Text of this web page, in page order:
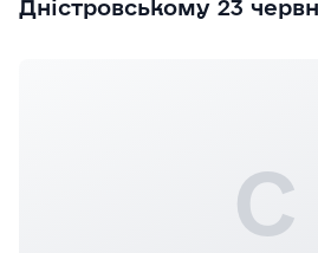
Дністровському 23
С